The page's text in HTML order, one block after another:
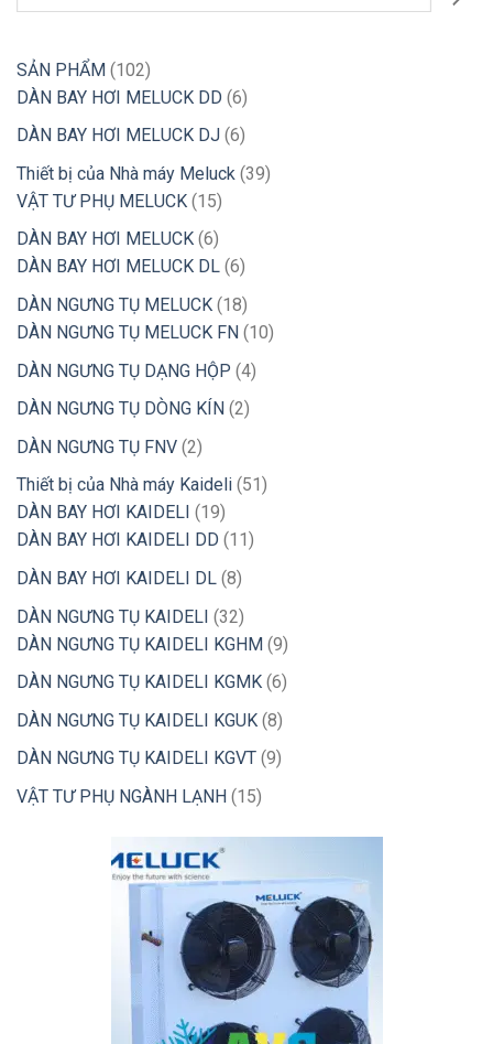
SẢN PHẨM 102102
sản
phẩm
DÀN BAY HƠI MELUCK DD 66
sản
phẩm
DÀN BAY HƠI MELUCK DJ 66
sản
phẩm
Thiết bị của Nhà máy Meluck 3939
VẬT TƯ PHỤ MELUCK 1515
sản
phẩm
DÀN BAY HƠI MELUCK 66
sản
phẩm
DÀN BAY HƠI MELUCK DL 66
sản
phẩm
DÀN NGƯNG TỤ MELUCK 1818
sản
phẩm
DÀN NGƯNG TỤ MELUCK FN 1010
DÀN NGƯNG TỤ DẠNG HỘP 44
DÀN NGƯNG TỤ DÒNG KÍN 22
DÀN NGƯNG TỤ FNV 22
sản
phẩm
Thiết bị của Nhà máy Kaideli 51 51
DÀN BAY HƠI KAIDELI 1919
sản
phẩm
DÀN BAY HƠI KAIDELI DD 11 11
DÀN BAY HƠI KAIDELI DL 88
sản
phẩm
DÀN NGƯNG TỤ KAIDELI 3232
sản
phẩm
DÀN NGƯNG TỤ KAIDELI KGHM 99
sản
phẩm
DÀN NGƯNG TỤ KAIDELI KGMK 66
DÀN NGƯNG TỤ KAIDELI KGUK 88
sản
phẩm
DÀN NGƯNG TỤ KAIDELI KGVT 99
VẬT TƯ PHỤ NGÀNH LẠNH 1515